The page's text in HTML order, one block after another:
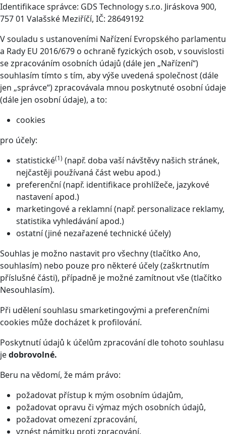
Identifikace správce: GDS Technology s.r.o. Jiráskova 900,
757 01 Valašské Meziříčí, IČ: 28649192
V souladu s ustanoveními Nařízení Evropského parlamentu
a Rady EU 2016/679 o ochraně fyzických osob, v souvislosti
se zpracováním osobních údajů (dále jen „Nařízení“)
souhlasím tímto s tím, aby výše uvedená společnost (dále
jen „správce“) zpracovávala mnou poskytnuté osobní údaje
(dále jen osobní údaje), a to:
cookies
pro účely:
statistické(1) (např. doba vaší návštěvy našich stránek,
nejčastěji používaná část webu apod.)
preferenční (např. identifikace prohlížeče, jazykové
nastavení apod.)
marketingové a reklamní (např. personalizace reklamy,
statistika vyhledávání apod.)
ostatní (jiné nezařazené technické účely)
Souhlas je možno nastavit pro všechny (tlačítko Ano,
souhlasím) nebo pouze pro některé účely (zaškrtnutím
příslušné části), případně je možné zamítnout vše (tlačítko
Nesouhlasím).
Při udělení souhlasu smarketingovými a preferenčními
cookies může docházet k profilování.
Poskytnutí údajů k účelům zpracování dle tohoto souhlasu
jedobrovolné.
Beru na vědomí, že mám právo:
požadovat přístup k mým osobním údajům,
požadovat opravu či výmaz mých osobních údajů,
požadovat omezení zpracování,
vznést námitku proti zpracování,